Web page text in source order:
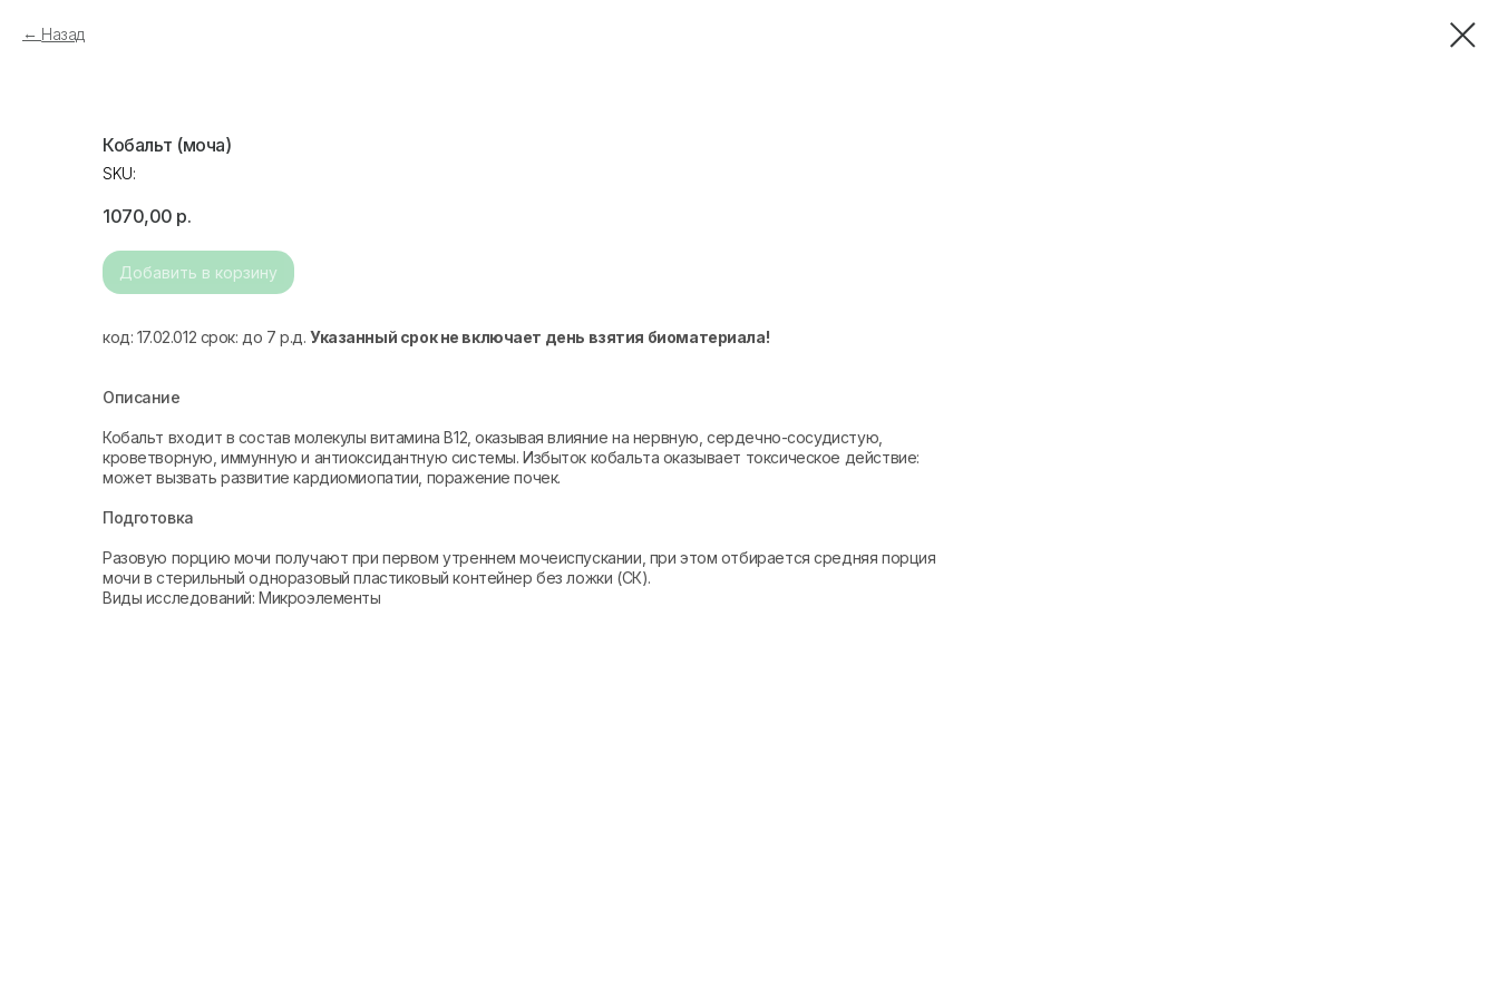
Назад
Кобальт (моча)
SKU:
1070,00 р.
Добавить в корзину
код: 17.02.012 срок: до 7 р.д. Указанный срок не включает день взятия биоматериала!
Описание
Кобальт входит в состав молекулы витамина В12, оказывая влияние на нервную, сердечно-сосудистую,
кроветворную, иммунную и антиоксидантную системы. Избыток кобальта оказывает токсическое действие:
может вызвать развитие кардиомиопатии, поражение почек.
Подготовка
Разовую порцию мочи получают при первом утреннем мочеиспускании, при этом отбирается средняя порция
мочи в стерильный одноразовый пластиковый контейнер без ложки (СК).
Виды исследований: Микроэлементы